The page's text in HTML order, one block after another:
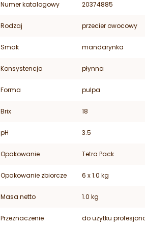
Numer katalogowy 20374885
Rodzaj przecier owocowy
Smak mandarynka
Konsystencja płynna
Forma pulpa
Brix 18
pH 3.5
Opakowanie Tetra Pack
Opakowanie zbiorcze 6 x 1.0 kg
Masa netto 1.0 kg
Przeznaczenie do użytku